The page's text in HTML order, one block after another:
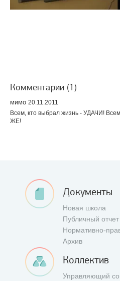
Комментарии (1)
мимо 20.11.2011
Всем, кто выбрал жизнь - УДАЧИ!
ЖЕ!
Документы
Новая школа
Публичный отчет
Нормативно-
Архив
Коллектив
Управляющий